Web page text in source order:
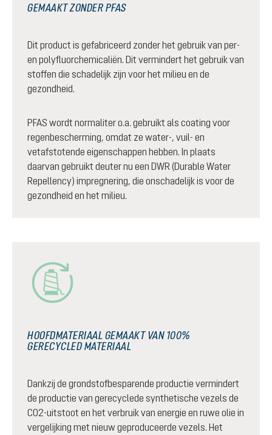
GEMAAKT ZONDER PFAS
Dit product is gefabriceerd zonder het gebruik van per-
en polyfluorchemicaliën. Dit vermindert het gebruik van
stoffen die schadelijk zijn voor het milieu en de
gezondheid.
PFAS wordt normaliter o.a. gebruikt als coating voor
regenbescherming, omdat ze water-, vuil- en
vetafstotende eigenschappen hebben. In plaats
daarvan gebruikt deuter nu een DWR (Durable Water
Repellency) impregnering, die onschadelijk is voor de
gezondheid en het milieu.
HOOFDMATERIAAL GEMAAKT VAN 100%
GERECYCLED MATERIAAL
Dankzij de grondstofbesparende productie vermindert
de productie van gerecyclede synthetische vezels de
CO2-uitstoot en het verbruik van energie en ruwe olie in
vergelijking met nieuw geproduceerde vezels. Het